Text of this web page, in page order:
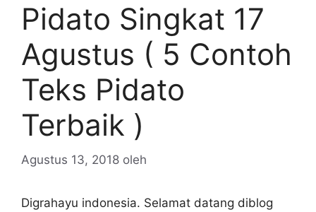
Pidato Singkat 17
Agustus ( 5 Contoh
Teks Pidato
Terbaik )
Agustus 13, 2018 oleh
Digrahayu indonesia. Selamat datang diblog